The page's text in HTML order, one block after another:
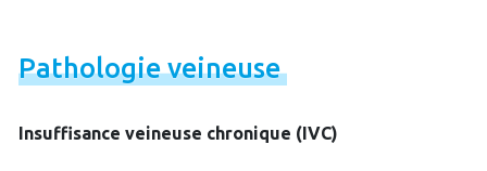
Pathologieveineuse
Insuffisance veineuse chronique (IVC)